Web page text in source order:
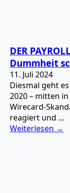
DER
Dummheit
11. Juli 2024
Diesmal geht
2020 – mitten
Wirecard-
reagiert und ...
Weiterlesen →